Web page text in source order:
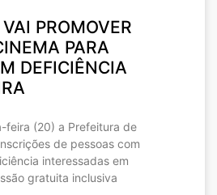
PROMOVER
PARA
DEFICIÊNCIA
feira (20) a Prefeitura de
de pessoas com
interessadas em
gratuita inclusiva